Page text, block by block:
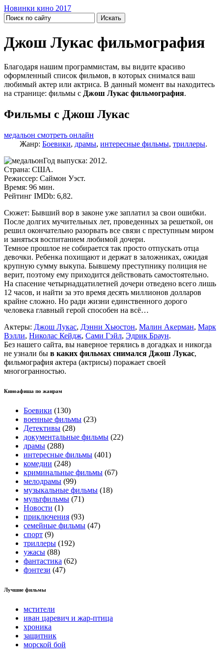
Новинки кино 2017
Джош Лукас фильмография
Благодаря нашим программистам, вы видите красиво
оформленный список фильмов, в которых снимался ваш
любимый актер или актриса. В данный момент вы находитесь
на странице: фильмы с Джош Лукас фильмография.
Фильмы с Джош Лукас
медальон смотреть онлайн
Жанр: Боевики, драмы, интересные фильмы, триллеры.
Год выпуска: 2012.
Страна: США.
Режиссер: Саймон Уэст.
Время: 96 мин.
Рейтинг IMDb: 6,82.
Сюжет: Бывший вор в законе уже заплатил за свои ошибки.
После долгих мучительных лет, проведенных за решеткой, он
решил окончательно разорвать все связи с преступным миром
и заняться воспитанием любимой дочери.
Темное прошлое не собирается так просто отпускать отца
девочки. Ребенка похищают и держат в заложниках, ожидая
крупную сумму выкупа. Бывшему преступнику полиция не
верит, поэтому ему приходится действовать самостоятельно.
На спасение четырнадцатилетней дочери отведено всего лишь
12 часов, и найти за это время десять миллионов долларов
крайне сложно. Но ради жизни единственного дорого
человека главный герой способен на всё…
Актеры: Джош Лукас, Дэнни Хьюстон, Малин Акерман, Марк
Вэлли, Николас Кейдж, Сами Гэйл, Эдрик Браун.
Без нашего сайта, вы наверное терялись в догадках и никогда
не узнали бы в каких фильмах снимался Джош Лукас,
фильмография актера (актрисы) поражает своей
многогранностью.
Киноафиша по жанрам
Боевики (130)
военные фильмы (23)
Детективы (28)
документальные фильмы (22)
драмы (288)
интересные фильмы (401)
комедии (248)
криминальные фильмы (67)
мелодрамы (99)
музыкальные фильмы (18)
мультфильмы (71)
Новости (1)
приключения (93)
семейные фильмы (47)
спорт (9)
триллеры (192)
ужасы (88)
фантастика (62)
фэнтези (47)
Лучшие фильмы
мстители
иван царевич и жар-птица
хроника
защитник
морской бой